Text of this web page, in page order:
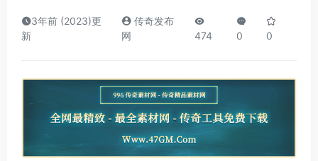
3年前 (2023)更
新
传奇发布
网
474 0 0